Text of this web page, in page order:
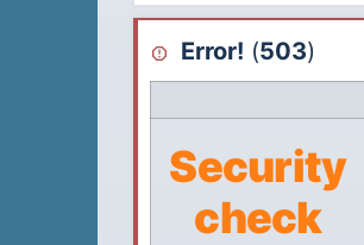
Error! (503)
Security
check